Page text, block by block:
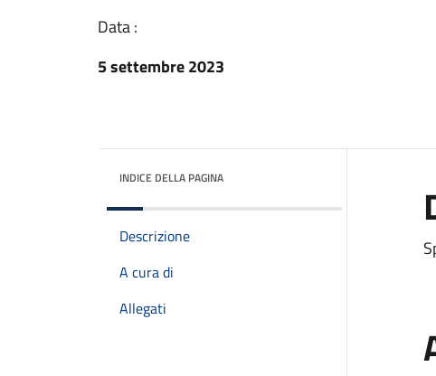
Data :
5 settembre 2023
INDICE DELLA PAGINA
Descrizione
A cura di
Allegati